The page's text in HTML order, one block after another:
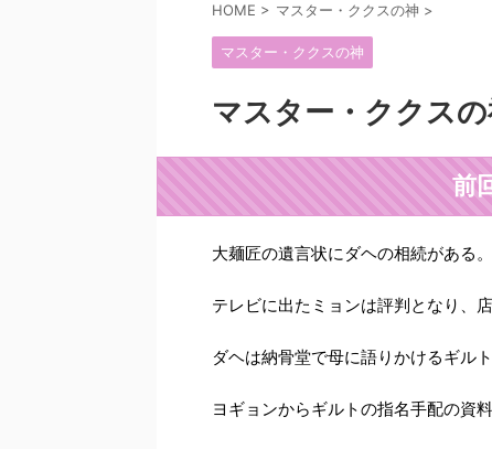
HOME > マスター・ククスの神 >
マスター・ククスの神
マスター・ククス
前
大麺匠の遺言状にダヘの相続がある。
テレビに出たミョンは評判となり、
ダヘは納骨堂で母に語りかけるギルト
ヨギョンからギルトの指名手配の資